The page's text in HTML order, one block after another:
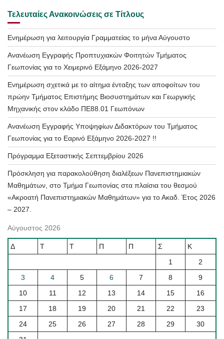
Τελευταίες Ανακοινώσεις σε Τίτλους
Ενημέρωση για λειτουργία Γραμματείας το μήνα Αύγουστο
Ανανέωση Εγγραφής Προπτυχιακών Φοιτητών Τμήματος
Γεωπονίας για το Χειμερινό Εξάμηνο 2026-2027
Ενημέρωση σχετικά με το αίτημα ένταξης των αποφοίτων του
πρώην Τμήματος Επιστήμης Βιοσυστημάτων και Γεωργικής
Μηχανικής στον κλάδο ΠΕ88.01 Γεωπόνων
Ανανέωση Εγγραφής Υποψηφίων Διδακτόρων του Τμήματος
Γεωπονίας για το Εαρινό Εξάμηνο 2026-2027 !!
Πρόγραμμα Εξεταστικής Σεπτεμβρίου 2026
Πρόσκληση για παρακολούθηση διαλέξεων Πανεπιστημιακών
Μαθημάτων, στο Τμήμα Γεωπονίας στα πλαίσια του θεσμού
«Ακροατή Πανεπιστημιακών Μαθημάτων» για το Ακαδ. Έτος 2026
– 2027.
Αύγουστος 2026
Δ Τ Τ Π Π Σ
Κ
1
2
3
4 5 6 7 8
9
10
11 12 13 14 15
16
17
18 19 20 21 22
23
24
25 26 27 28 29
30